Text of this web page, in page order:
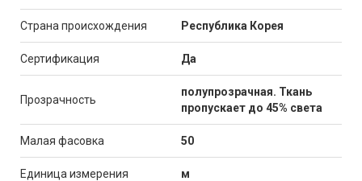
Страна происхождения Республика Корея
Сертификация Да
Прозрачность
полупрозрачная. Ткань
пропускает до 45% света
Малая фасовка 50
Единица измерения м